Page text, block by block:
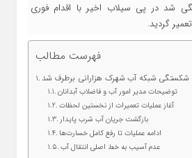
شکستگی شد در پی سیلاب اخیر با اقدام فوری
گردید.
فهرست مطالب
توضیحات مدیر امور آب و فاضلاب آبدانان
آغاز عملیات تعمیرات از نخستین لحظات
بازگشت جریان آب شرب پایدار
ادامه عملیات تا رفع کامل خسارت‌ها
عدم آسیب به خط اصلی انتقال آب